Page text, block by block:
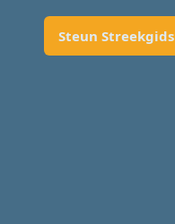
Steun Streekgids